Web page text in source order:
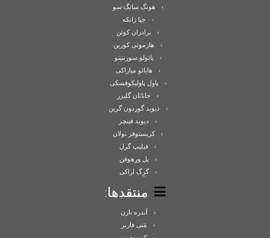
هونگ سانگ-سو
جیا ژانکه
برادران کوئن
هارمونی کورین
پائولو سورنتینو
هایائو میازاکی
پاول پاولیکوفسکی
جاناتان گلیزر
دیوید گوردون گرین
دیوید فینچر
کریستوفر نولان
فیلیپ گرل
پل ورهوفن
گرِگ اراکی
منتقدها:
آندره بازن
مَنی فاربر